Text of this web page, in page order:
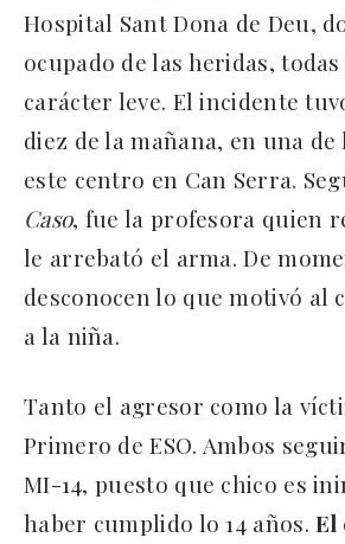
Hospital Sant Dona de Deu,
ocupado de las heridas,
carácter leve. El incidente
diez de la mañana, en una de
este centro en Can Serra.
Caso, fue la profesora quien
le arrebató el arma. De
desconocen lo que motivó al
a la niña.
Tanto el agresor como la
Primero de ESO. Ambos
MI-14, puesto que chico es
haber cumplido lo 14 años.El